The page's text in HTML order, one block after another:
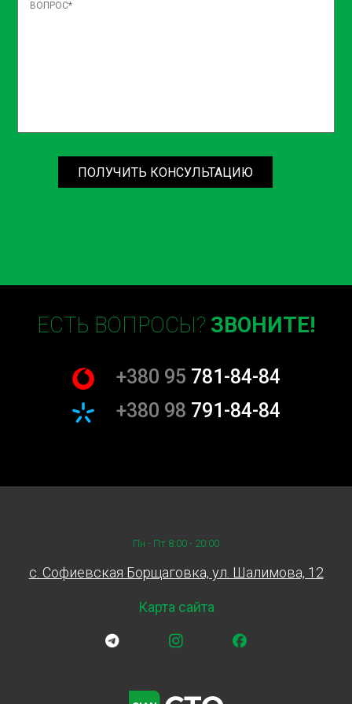
ПОЛУЧИТЬ КОНСУЛЬТАЦИЮ
ЕСТЬ ВОПРОСЫ? ЗВОНИТЕ!
+380 95 781-84-84
+380 98 791-84-84
Пн - Пт 8:00 - 20:00
c. Софиевская Борщаговка, ул. Шалимова, 12
Карта сайта